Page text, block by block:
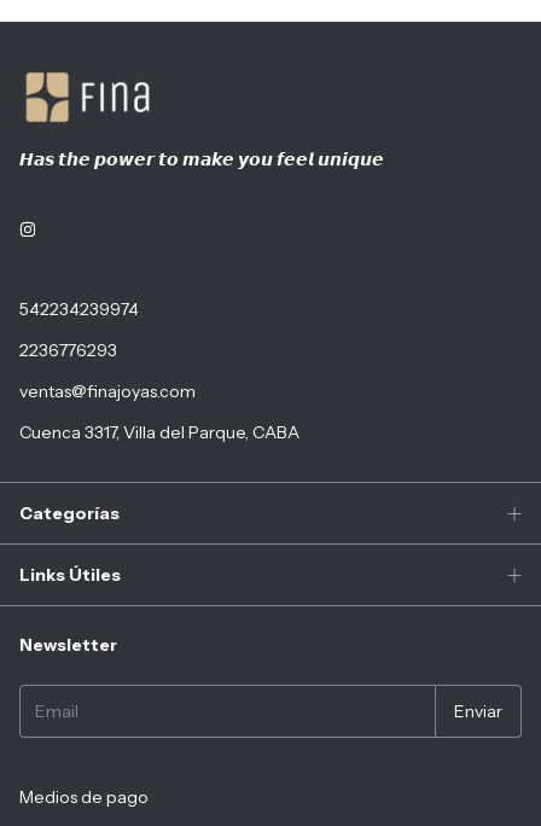
𝙃𝙖𝙨 𝙩𝙝𝙚 𝙥𝙤𝙬𝙚𝙧 𝙩𝙤 𝙢𝙖𝙠𝙚 𝙮𝙤𝙪 𝙛𝙚𝙚𝙡 𝙪𝙣𝙞𝙦𝙪𝙚
542234239974
2236776293
ventas@finajoyas.com
Cuenca 3317, Villa del Parque, CABA
Categorías
Links Útiles
Newsletter
Medios de pago